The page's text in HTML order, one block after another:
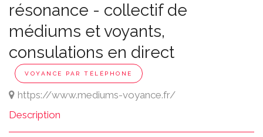
résonance - collectif de
médiums et voyants,
consulations en direct
VOYANCE PAR TÉLÉPHONE
https://www.mediums-voyance.fr/
Description